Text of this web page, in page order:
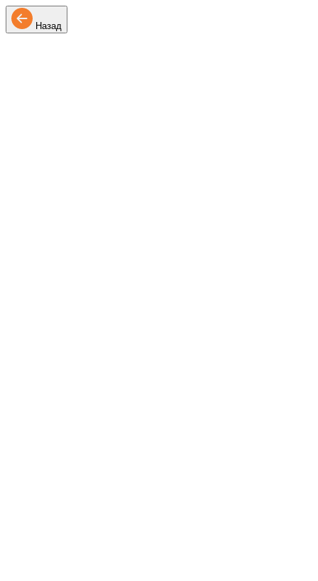
Назад